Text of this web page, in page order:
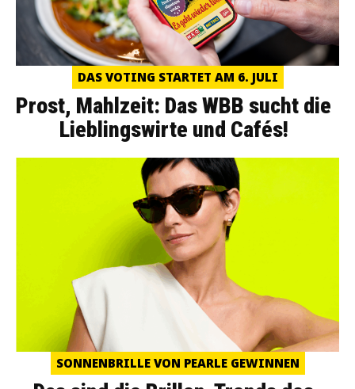
DAS VOTING STARTET AM 6. JULI
Prost, Mahlzeit: Das WBB sucht die
Lieblingswirte und Cafés!
SONNENBRILLE VON PEARLE GEWINNEN